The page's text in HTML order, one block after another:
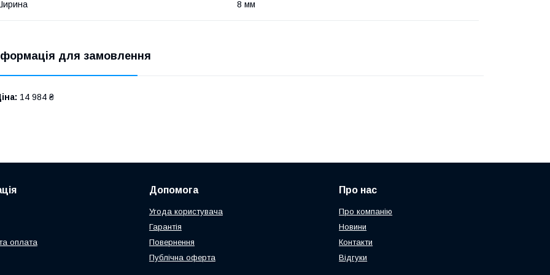
8 мм
для замовлення
14 984 ₴
оплата
Допомога
Угода користувача
Гарантія
Повернення
Публічна оферта
Про нас
Про компанію
Новини
Контакти
Відгуки